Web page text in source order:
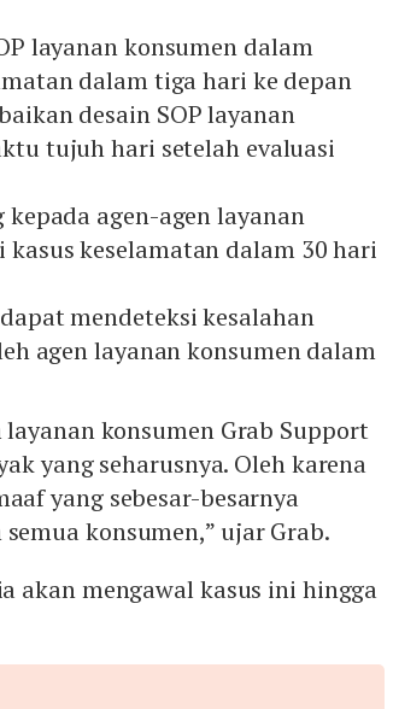
layanan konsumen dalam
dalam tiga hari ke depan
desain SOP layanan
tujuh hari setelah evaluasi
agen-agen layanan
keselamatan dalam 30 hari
mendeteksi kesalahan
agen layanan konsumen dalam
konsumen Grab Support
yang seharusnya. Oleh karena
yang sebesar-besarnya
konsumen,” ujar Grab.
akan mengawal kasus ini hingga